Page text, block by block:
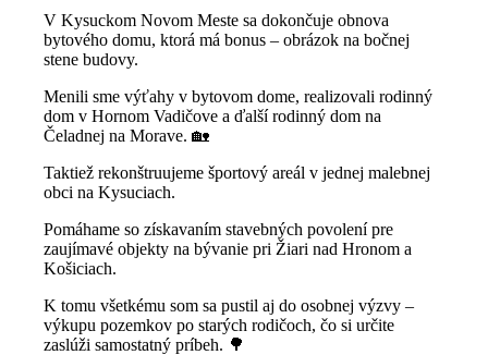
V Kysuckom Novom Meste sa dokončuje obnova
bytového domu, ktorá má bonus – obrázok na bočnej
stene budovy.
Menili sme výťahy v bytovom dome, realizovali rodinný
dom v Hornom Vadičove a ďalší rodinný dom na
Čeladnej na Morave. 🏡
Taktiež rekonštruujeme športový areál v jednej malebnej
obci na Kysuciach.
Pomáhame so získavaním stavebných povolení pre
zaujímavé objekty na bývanie pri Žiari nad Hronom a
Košiciach.
K tomu všetkému som sa pustil aj do osobnej výzvy –
výkupu pozemkov po starých rodičoch, čo si určite
zaslúži samostatný príbeh. 🌳